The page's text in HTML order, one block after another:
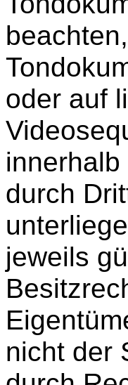
oder auf
durch
jeweils
nicht der